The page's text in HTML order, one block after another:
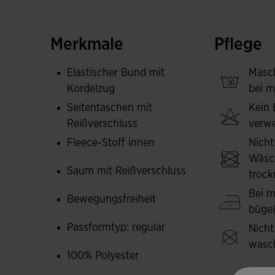
schneller anziehen.
Auf der Innenseite besteht sie aus Fleece, um
Außerdem ist sie reibungs- und
zu bewegen.
Das Design ist schlicht und minimalistisch,
den Seiten. Ein Basisteil für die
Gesticktes Joma-Logo.
Merkmale
Elastischer Bund mit
Kordelzug
Seitentaschen mit
Reißverschluss
Fleece-Stoff innen
Saum mit Reißverschluss
Bewegungsfreiheit
Passformtyp: regular
100% Polyester
Pflege
bei
Kein
Bei